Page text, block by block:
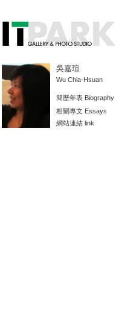
吳嘉瑄
Wu Chia-Hsuan
簡歷年表 Biography
相關專文 Essays
網站連結 link